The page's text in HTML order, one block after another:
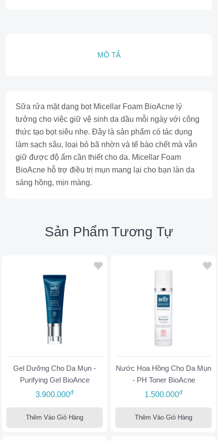
MÔ TẢ
Sữa rửa mặt dạng bọt Micellar Foam BioAcne lý
tưởng cho việc giữ vệ sinh da dầu mỗi ngày với công
thức tạo bọt siêu nhẹ. Đây là sản phẩm có tác dụng
làm sạch sâu, loại bỏ bã nhờn và tế bào chết mà vẫn
giữ được độ ẩm cần thiết cho da. Micellar Foam
BioAcne hỗ trợ điều trị mụn mang lại cho bạn làn da
sáng hồng, mịn màng.
Sản Phẩm Tương Tự
Gel Dưỡng Cho Da Mụn -
Purifying Gel BioAnce
3.900.000đ
Thêm Vào Giỏ Hàng
Nước Hoa Hồng Cho Da Mụn
- PH Toner BioAcne
1.500.000đ
Thêm Vào Giỏ Hàng